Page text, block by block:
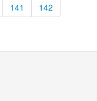
141 142